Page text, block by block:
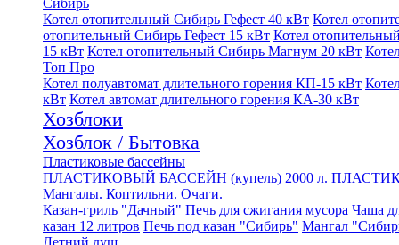
Котел отопительный Сибирь Гефест 40 кВт Котел
отопительный Сибирь Гефест 15 кВт Котел
15 кВт Котел отопительный Сибирь Магнум 20 кВт
Топ Про
Котел полуавтомат длительного горения КП-15 кВт
кВт Котел автомат длительного горения КА-30 кВт
Хозблоки
Хозблок / Бытовка
Пластиковые бассейны
ПЛАСТИКОВЫЙ БАССЕЙН (купель) 2000 л.
Мангалы. Коптильни. Очаги.
Казан-гриль "Дачный" Печь для сжигания мусора Чаша
казан 12 литров Печь под казан "Сибирь" Мангал
Летний душ